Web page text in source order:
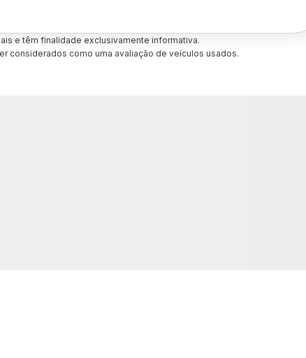
e têm finalidade exclusivamente informativa.
considerados como uma avaliação de veículos usados.